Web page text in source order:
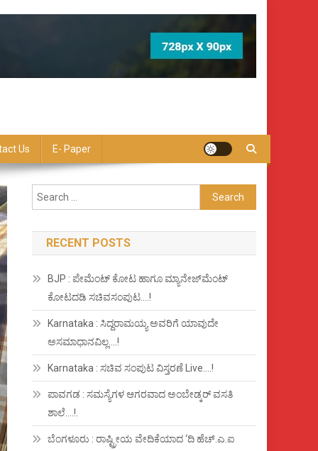
Us E- Paper
Search
for:
RECENT POSTS
BJP : ಪೇಮೆಂಟ್ ಕೋಟ ಹಾಗೂ ಮ್ಯಾನೇಜ್‍ಮೆಂಟ್
ಕೋಟದಡಿ ಸಚಿವಸಂಪುಟ….!
Karnataka : ಸಿದ್ದರಾಮಯ್ಯ ಅವರಿಗೆ ಯಾವುದೇ
ಅಸಮಾಧಾನವಿಲ್ಲ….!
Karnataka : ಸಚಿವ ಸಂಪುಟ ವಿಸ್ತರಣೆ Live….!
ಪಾವಗಡ : ಸಮಸ್ಯೆಗಳ ಆಗರವಾದ ಅಂಬೇಡ್ಕರ್ ವಸತಿ
ಶಾಲೆ….!.
ಬೆಂಗಳೂರು : ರಾಷ್ಟ್ರೀಯ ವೇದಿಕೆಯಾದ ‘ದಿ ಹೆಚ್.ಎ.ಐ